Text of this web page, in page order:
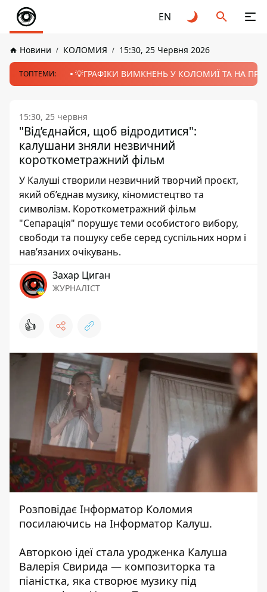
EN
Новини КОЛОМИЯ 15:30, 25 Червня 2026
ТОПТЕМИ: 💡ГРАФІКИ ВИМКНЕНЬ У КОЛОМИЇ ТА НА
15:30, 25 червня
"Від’єднайся, щоб відродитися":
калушани зняли незвичний
короткометражний фільм
У Калуші створили незвичний творчий проєкт,
який об’єднав музику, кіномистецтво та
символізм. Короткометражний фільм
"Сепарація" порушує теми особистого вибору,
свободи та пошуку себе серед суспільних норм і
нав’язаних очікувань.
Захар Циган
ЖУРНАЛІСТ
👍
Розповідає Інформатор Коломия
посилаючись на Інформатор Калуш.
Авторкою ідеї стала уродженка Калуша
Валерія Свирида — композиторка та
піаністка, яка створює музику під